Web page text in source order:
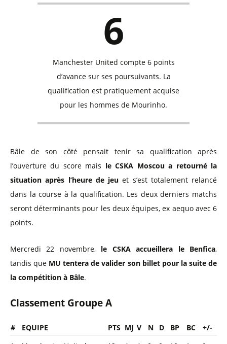
6
Manchester United compte 6 points
d’avance sur ses poursuivants. La
qualification est pratiquement acquise
pour les hommes de Mourinho.
Bâle de son côté pensait tenir sa qualification après
l’ouverture du score mais le CSKA Moscou a retourné la
situation après l’heure de jeu et s’est totalement relancé
dans la course à la qualification. Les deux derniers matchs
seront déterminants pour les deux équipes, ex aequo avec 6
points.
Mercredi 22 novembre, le CSKA accueillera le Benfica,
tandis que MU tentera de valider son billet pour la suite de
la compétition à Bâle.
Classement Groupe A
# EQUIPE PTS MJ V N D BP BC
+/-